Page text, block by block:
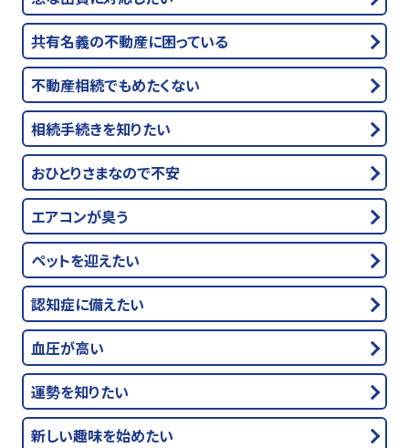
共有名義の不動産に困っている
不動産相続でもめたくない
相続手続きを知りたい
おひとりさまなので不安
エアコンが臭う
ペットを迎えたい
認知症に備えたい
血圧が高い
運勢を知りたい
新しい趣味を始めたい